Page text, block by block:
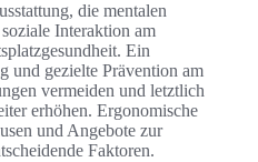
die mentalen
Interaktion am
Ein
und gezielte Prävention am
vermeiden und letztlich
erhöhen. Ergonomische
und Angebote zur
Faktoren.